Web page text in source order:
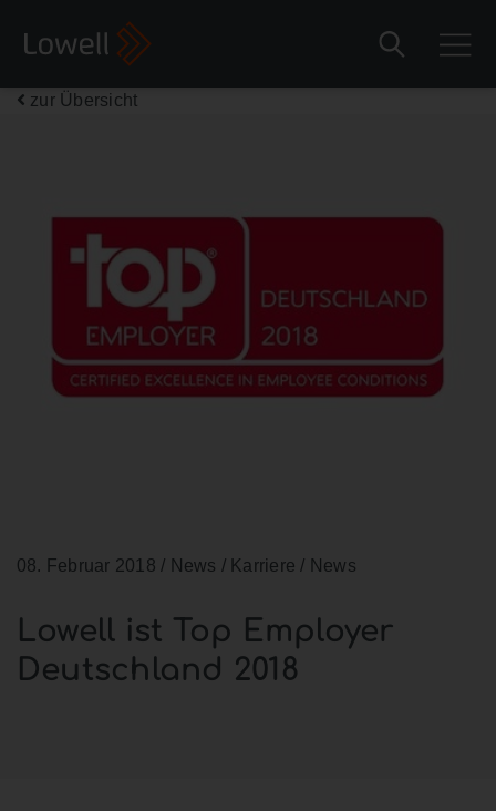
zur Übersicht
08. Februar 2018 / News / Karriere / News
Lowell ist Top Employer
Deutschland 2018